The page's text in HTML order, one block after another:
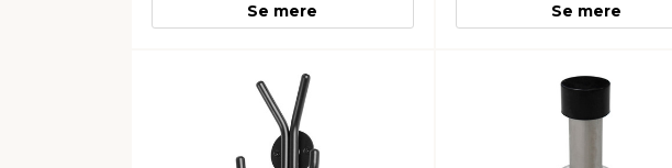
Se mere Se mere